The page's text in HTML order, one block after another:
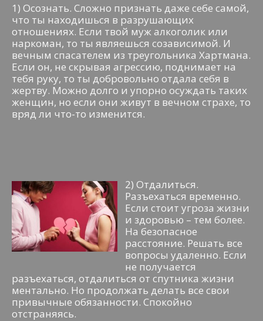
1) Осознать. Сложно признать даже себе самой,
что ты находишься в разрушающих
отношениях. Если твой муж алкоголик или
наркоман, то ты являешься созависимой. И
вечным спасателем из треугольника Хартмана.
Если он, не скрывая агрессию, поднимает на
тебя руку, то ты добровольно отдала себя в
жертву. Можно долго и упорно осуждать таких
женщин, но если они живут в вечном страхе, то
вряд ли что-то изменится.
2) Отдалиться.
Разъехаться временно.
Если стоит угроза жизни
и здоровью – тем более.
На безопасное
расстояние. Решать все
вопросы удаленно. Если
не получается
разъехаться, отдалиться от спутника жизни
ментально. Но продолжать делать все свои
привычные обязанности. Спокойно
отстраняясь.